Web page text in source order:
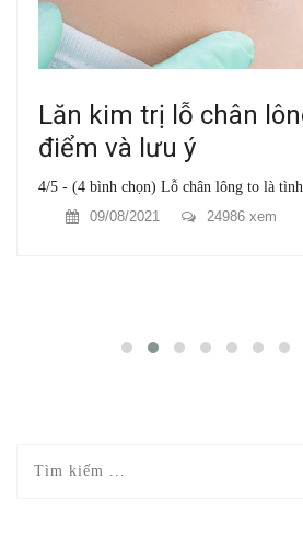
Lăn kim trị lỗ chân
điểm và lưu ý
4/5 - (4 bình chọn) Lỗ chân lông to là
09/08/2021
24986 xem